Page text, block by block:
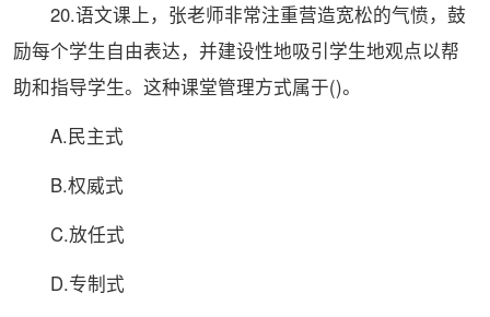
20.语文课上，张老师非常注重营造宽松的气愤，鼓
励每个学生自由表达，并建设性地吸引学生地观点以帮
助和指导学生。这种课堂管理方式属于()。
A.民主式
B.权威式
C.放任式
D.专制式